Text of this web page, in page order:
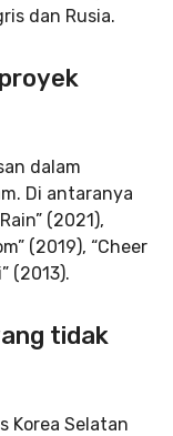
dan Rusia.
dalam
Di antaranya
(2021),
(2019), “Cheer
(2013).
tidak
Korea Selatan